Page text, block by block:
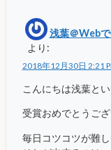
浅葉＠Web
より:
2018年12月30日 2:21
こんにちは浅葉とい
受賞おめでとうござ
毎日コツコツが難し